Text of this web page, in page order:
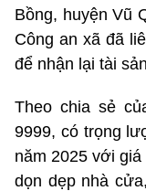
Bồng, huyện Vũ
Công an xã đã
để nhận lại tài
Theo chia sẻ
9999, có trọng
năm 2025 với
dọn dẹp nhà